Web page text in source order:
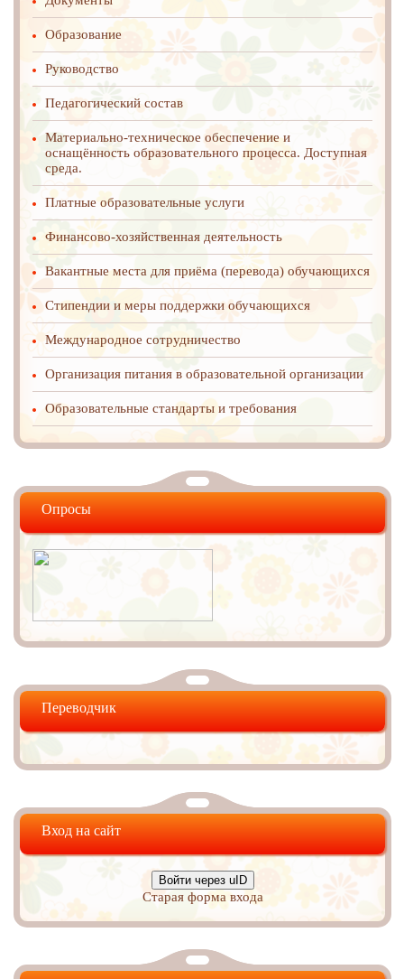
Образование
Руководство
Педагогический состав
Материально-техническое обеспечение и
оснащённость образовательного процесса. Доступная
среда.
Платные образовательные услуги
Финансово-хозяйственная деятельность
Вакантные места для приёма (перевода) обучающихся
Стипендии и меры поддержки обучающихся
Международное cотрудничество
Организация питания в образовательной организации
Образовательные стандарты и требования
Опросы
Переводчик
Вход на сайт
Войти через uID
Старая форма входа